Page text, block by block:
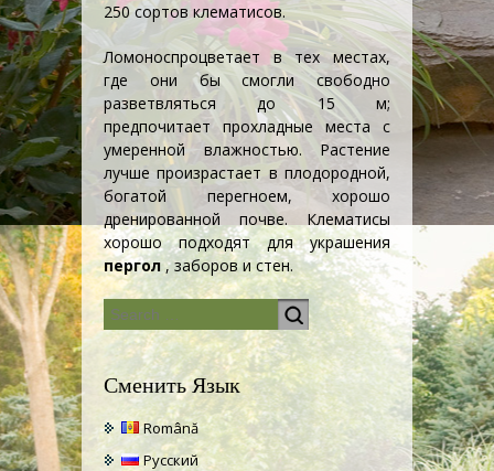
250 сортов клематисов.
Ломоноспроцветает в тех местах,
где они бы смогли свободно
разветвляться до 15 м;
предпочитает прохладные места с
умеренной влажностью. Растение
лучше произрастает в плодородной,
богатой перегноем, хорошо
дренированной почве. Клематисы
хорошо подходят для украшения
пергол , заборов и стен.
Сменить Язык
Română
Русский